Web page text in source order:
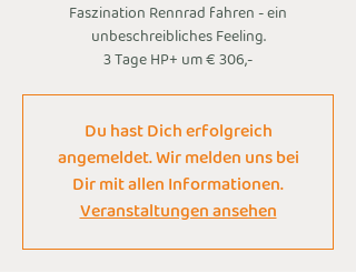
Faszination Rennrad fahren - ein
unbeschreibliches Feeling.
3 Tage HP+ um € 306,-
Du hast Dich erfolgreich
angemeldet. Wir melden uns bei
Dir mit allen Informationen.
Veranstaltungen ansehen